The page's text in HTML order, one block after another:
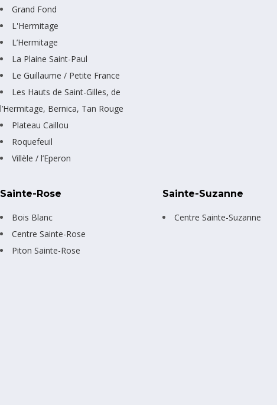
Grand Fond
L'Hermitage
L’Hermitage
La Plaine Saint-Paul
Le Guillaume / Petite France
Les Hauts de Saint-Gilles, de
l’Hermitage, Bernica, Tan Rouge
Plateau Caillou
Roquefeuil
Villèle / l’Eperon
Sainte-Rose
Bois Blanc
Centre Sainte-Rose
Piton Sainte-Rose
Sainte-Suzanne
Centre Sainte-Suzanne